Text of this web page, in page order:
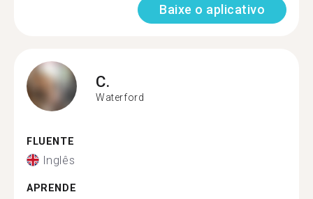
Baixe o aplicativo
C.
Waterford
FLUENTE
Inglês
APRENDE